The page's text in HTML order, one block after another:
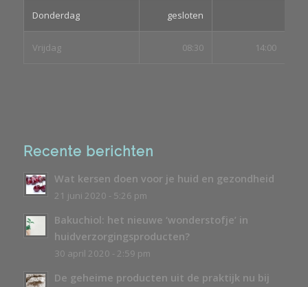
Donderdag gesloten
Vrijdag 08:30 14:00
Recente berichten
Wat kersen doen voor je huid en gezondheid
21 juni 2020 - 5:26 pm
Bakuchiol: het nieuwe ‘wonderstofje’ in
huidverzorgingsproducten?
30 april 2020 - 2:59 pm
De geheime producten uit de praktijk nu bij